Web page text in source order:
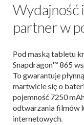
Wydajność
partner w
Pod maską tabletu
Snapdragon™ 865
To gwarantuje
martwicie się o
pojemność 7250
odtwarzania filmów
internetowych.